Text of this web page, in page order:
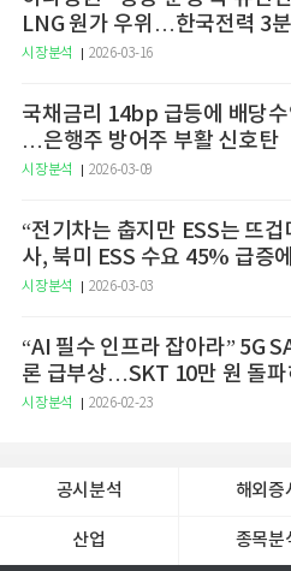
LNG 원가 우위…한국전력 3
승 전망"
시장분석 2026-03-16
국채금리 14bp 급등에 배당
…은행주 방어주 부활 신호탄
시장분석 2026-03-09
“전기차는 춥지만 ESS는 뜨겁
사, 북미 ESS 수요 45% 급증
시장분석 2026-03-03
“AI 필수 인프라 잡아라” 5G
론 급부상…SKT 10만 원 돌파
증권
시장분석 2026-02-23
공시분석 해외증
산업 종목분